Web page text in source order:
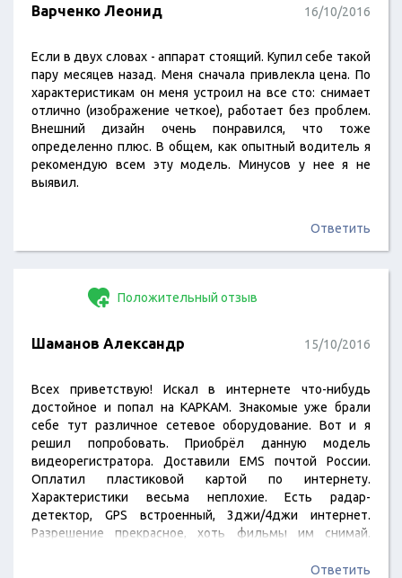
Варченко Леонид 16/10/2016
Если в двух словах - аппарат стоящий. Купил себе такой
пару месяцев назад. Меня сначала привлекла цена. По
характеристикам он меня устроил на все сто: снимает
отлично (изображение четкое), работает без проблем.
Внешний дизайн очень понравился, что тоже
определенно плюс. В общем, как опытный водитель я
рекомендую всем эту модель. Минусов у нее я не
выявил.
Ответить
Положительный отзыв
Шаманов Александр 15/10/2016
Всех приветствую! Искал в интернете что-нибудь
достойное и попал на КАРКАМ. Знакомые уже брали
себе тут различное сетевое оборудование. Вот и я
решил попробовать. Приобрёл данную модель
видеорегистратора. Доставили EMS почтой России.
Оплатил пластиковой картой по интернету.
Характеристики весьма неплохие. Есть радар-
детектор, GPS встроенный, 3джи/4джи интернет.
Разрешение прекрасное, хоть фильмы им снимай.
Ответить